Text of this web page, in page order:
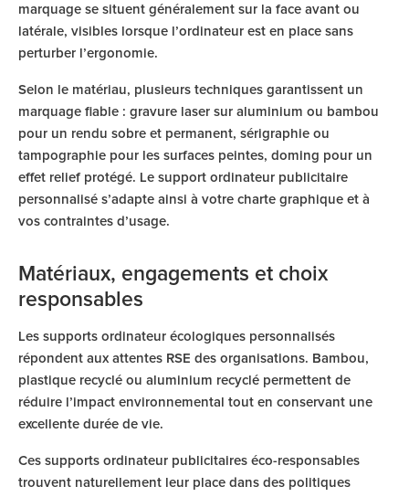
marquage se situent généralement sur la face avant ou
latérale, visibles lorsque l’ordinateur est en place sans
perturber l’ergonomie.
Selon le matériau, plusieurs techniques garantissent un
marquage fiable : gravure laser sur aluminium ou bambou
pour un rendu sobre et permanent, sérigraphie ou
tampographie pour les surfaces peintes, doming pour un
effet relief protégé. Le support ordinateur publicitaire
personnalisé s’adapte ainsi à votre charte graphique et à
vos contraintes d’usage.
Matériaux, engagements et choix
responsables
Les supports ordinateur écologiques personnalisés
répondent aux attentes RSE des organisations. Bambou,
plastique recyclé ou aluminium recyclé permettent de
réduire l’impact environnemental tout en conservant une
excellente durée de vie.
Ces supports ordinateur publicitaires éco-responsables
trouvent naturellement leur place dans des politiques